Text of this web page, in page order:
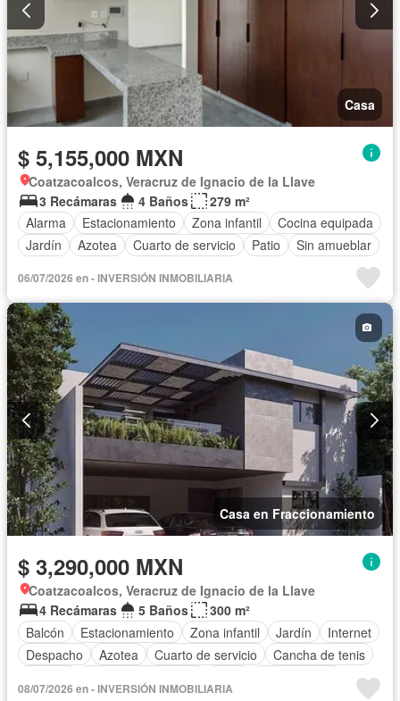
Casa
$ 5,155,000 MXN
Coatzacoalcos, Veracruz de Ignacio de la Llave
3 Recámaras
4 Baños
279 m²
Alarma
Estacionamiento Zona infantil
Cocina equipada
Jardín
Azotea Cuarto de servicio Patio Sin amueblar
06/07/2026 en - INVERSIÓN INMOBILIARIA
Casa en Fraccionamiento
$ 3,290,000 MXN
Coatzacoalcos, Veracruz de Ignacio de la Llave
4 Recámaras
5 Baños
300 m²
Balcón
Estacionamiento Zona infantil Jardín
Internet
Despacho
Azotea Cuarto de servicio
Cancha de tenis
08/07/2026 en - INVERSIÓN INMOBILIARIA